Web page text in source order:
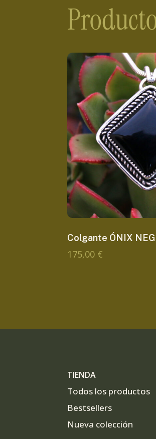
Colgante ÓNIX
175,00 €
TIENDA
Todos los productos
Bestsellers
Nueva colección